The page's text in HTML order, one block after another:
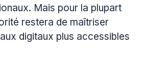
Mais pour la plupart
restera de maîtriser
digitaux plus accessibles